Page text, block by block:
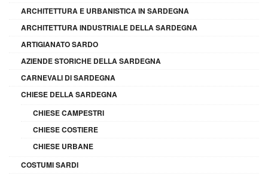
ARCHITETTURA E URBANISTICA IN SARDEGNA
ARCHITETTURA INDUSTRIALE DELLA SARDEGNA
ARTIGIANATO SARDO
AZIENDE STORICHE DELLA SARDEGNA
CARNEVALI DI SARDEGNA
CHIESE DELLA SARDEGNA
CHIESE CAMPESTRI
CHIESE COSTIERE
CHIESE URBANE
COSTUMI SARDI